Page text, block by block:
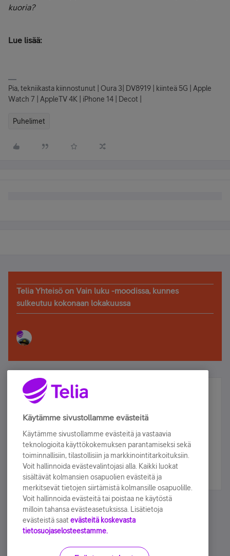
kuoria?
Lue lisää:
Pia, tekniikasta kiinnostunut | Oura 3| DV8919 | kiinteä 5G | Apple
Watch 7 | AppleTV 4K | iPhone 14 | Decot |
Puhelimet
Telia Yhteisö on Vain luku -moodissa, kunnes
sulkeutuu kokonaan lokakuussa
Älä jää paitsi – osallistu ja voita!
Tilaa Telian uutiskirje ja olet mukana arvonnassa.
sähköpostiisi.
Tilaa nyt
Käytämme sivustollamme evästeitä
Käytämme sivustollamme evästeitä ja vastaavia
teknologioita käyttökokemuksen parantamiseksi sekä
toiminnallisiin, tilastollisiin ja markkinointitarkoituksiin.
Voit hallinnoida evästevalintojasi alla. Kaikki luokat
sisältävät kolmansien osapuolien evästeitä ja
merkitsevät tietojen siirtämistä kolmansille osapuolille.
Voit hallinnoida evästeitä tai poistaa ne käytöstä
milloin tahansa evästeasetuksissa. Lisätietoja
evästeistä saat evästeitä koskevasta
tietosuojaselosteestamme.